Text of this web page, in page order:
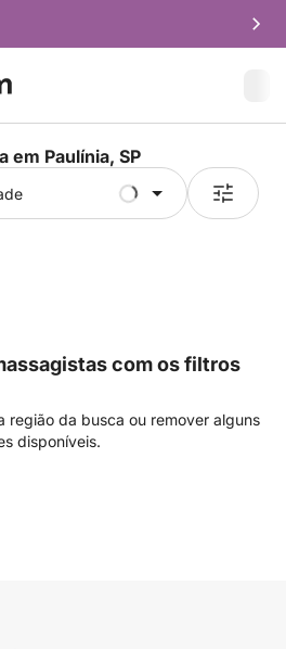
em Paulínia, SP
com os filtros
região da busca ou remover alguns
disponíveis.